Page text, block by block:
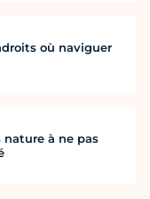
où naviguer
nature à ne pas